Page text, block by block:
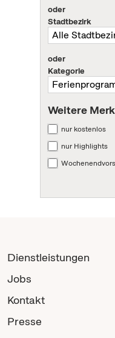
oder
Stadtbezirk
oder
Kategorie
Weitere
nur kostenlos
nur Highlights
Dienstleistungen
Jobs
Kontakt
Presse